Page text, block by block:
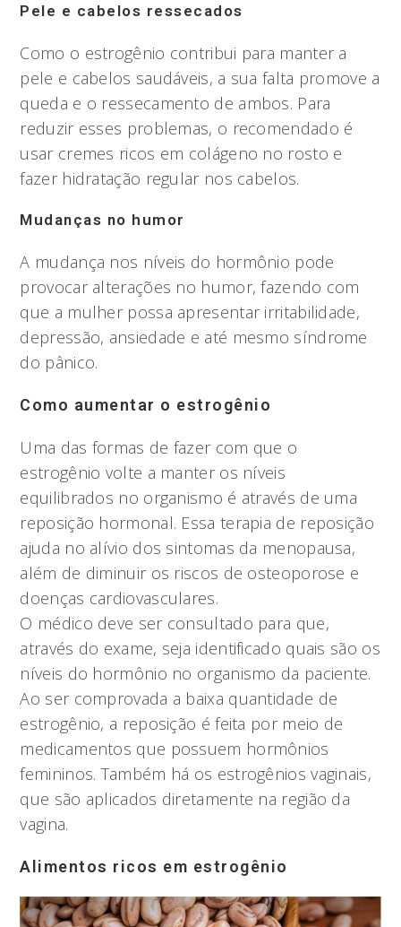
Pele e cabelos ressecados
Como o estrogênio contribui para manter a
pele e cabelos saudáveis, a sua falta promove a
queda e o ressecamento de ambos. Para
reduzir esses problemas, o recomendado é
usar cremes ricos em colágeno no rosto e
fazer hidratação regular nos cabelos.
Mudanças no humor
A mudança nos níveis do hormônio pode
provocar alterações no humor, fazendo com
que a mulher possa apresentar irritabilidade,
depressão, ansiedade e até mesmo síndrome
do pânico.
Como aumentar o estrogênio
Uma das formas de fazer com que o
estrogênio volte a manter os níveis
equilibrados no organismo é através de uma
reposição hormonal. Essa terapia de reposição
ajuda no alívio dos sintomas da menopausa,
além de diminuir os riscos de osteoporose e
doenças cardiovasculares.
O médico deve ser consultado para que,
através do exame, seja identificado quais são os
níveis do hormônio no organismo da paciente.
Ao ser comprovada a baixa quantidade de
estrogênio, a reposição é feita por meio de
medicamentos que possuem hormônios
femininos. Também há os estrogênios vaginais,
que são aplicados diretamente na região da
vagina.
Alimentos ricos em estrogênio